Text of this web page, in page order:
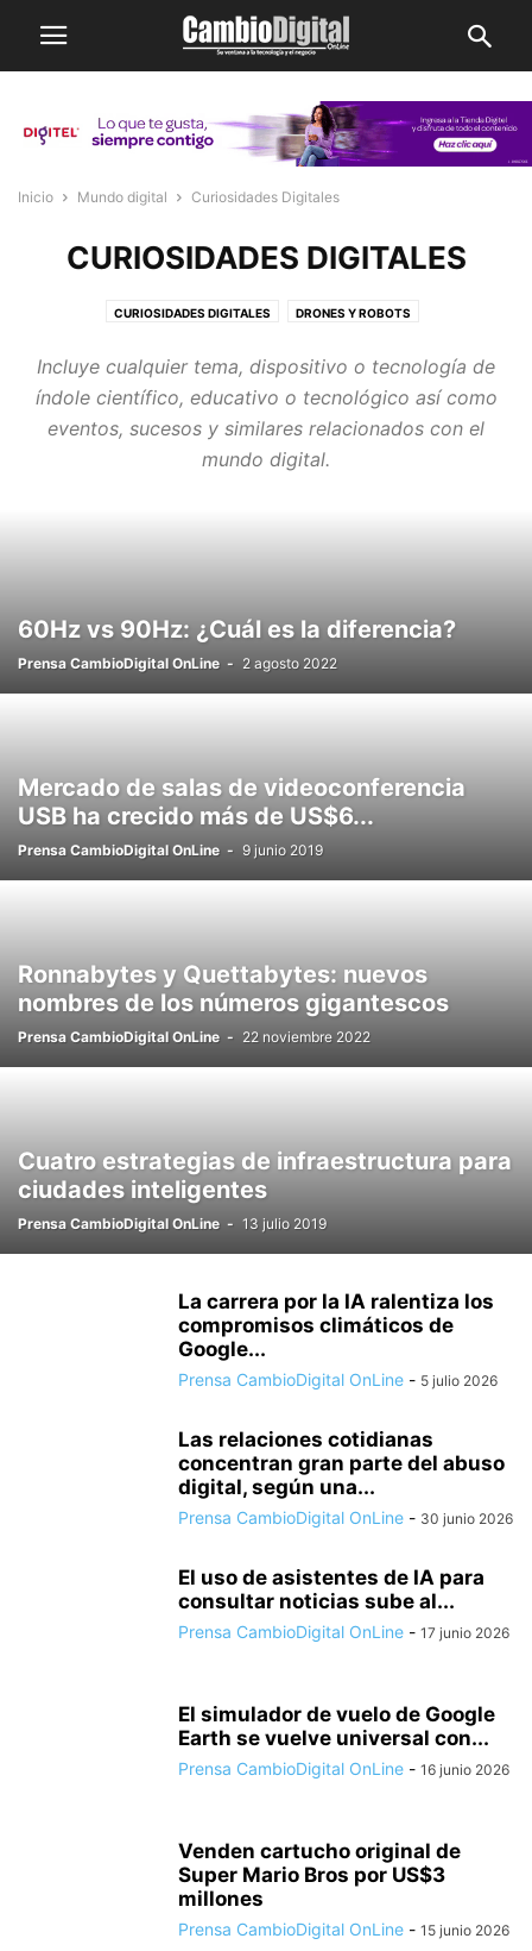
Inicio Mundo digital Curiosidades Digitales
CURIOSIDADES DIGITALES
CURIOSIDADES DIGITALES DRONES Y ROBOTS
Incluye cualquier tema, dispositivo o tecnología de
índole científico, educativo o tecnológico así como
eventos, sucesos y similares relacionados con el
mundo digital.
60Hz vs 90Hz: ¿Cuál es la diferencia?
Prensa CambioDigital OnLine - 2 agosto 2022
Mercado de salas de videoconferencia
USB ha crecido más de US$6...
Prensa CambioDigital OnLine - 9 junio 2019
Ronnabytes y Quettabytes: nuevos
nombres de los números gigantescos
Prensa CambioDigital OnLine - 22 noviembre 2022
Cuatro estrategias de infraestructura para
ciudades inteligentes
Prensa CambioDigital OnLine - 13 julio 2019
La carrera por la IA ralentiza los
compromisos climáticos de
Google...
Prensa CambioDigital OnLine - 5 julio 2026
Las relaciones cotidianas
concentran gran parte del abuso
digital, según una...
Prensa CambioDigital OnLine - 30 junio 2026
El uso de asistentes de IA para
consultar noticias sube al...
Prensa CambioDigital OnLine - 17 junio 2026
El simulador de vuelo de Google
Earth se vuelve universal con...
Prensa CambioDigital OnLine - 16 junio 2026
Venden cartucho original de
Super Mario Bros por US$3
millones
Prensa CambioDigital OnLine - 15 junio 2026